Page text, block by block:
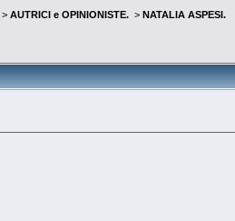
> AUTRICI e OPINIONISTE. > NATALIA ASPESI.